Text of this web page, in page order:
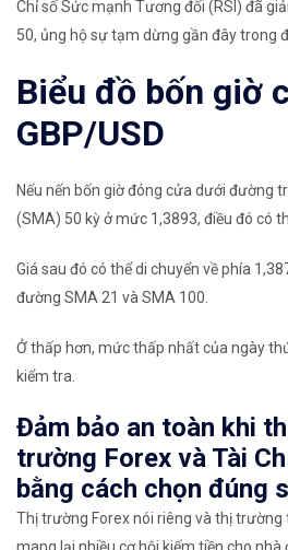
Chỉ số Sức mạnh Tương đối (RSI) đã
50, ủng hộ sự tạm dừng gần đây trong
Biểu đồ bốn giờ
GBP/USD
Nếu nến bốn giờ đóng cửa dưới đường
(SMA) 50 kỳ ở mức 1,3893, điều đó có
Giá sau đó có thể di chuyển về phía
đường SMA 21 và SMA 100.
Ở thấp hơn, mức thấp nhất của ngày
kiểm tra.
Đảm bảo an toàn khi
trường Forex và Tài
bằng cách chọn đúng
Thị trường Forex nói riêng và thị trường
mang lại nhiều cơ hội kiếm tiền cho